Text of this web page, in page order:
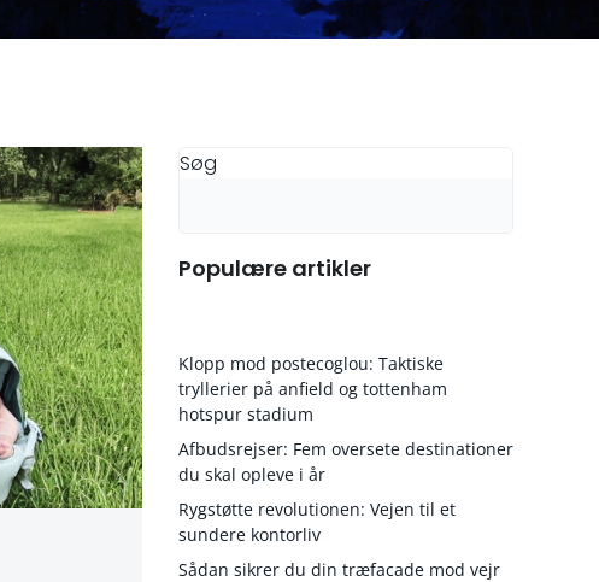
Søg
Populære artikler
Klopp mod postecoglou: Taktiske
tryllerier på anfield og tottenham
hotspur stadium
Afbudsrejser: Fem oversete destinationer
du skal opleve i år
Rygstøtte revolutionen: Vejen til et
sundere kontorliv
Sådan sikrer du din træfacade mod vejr